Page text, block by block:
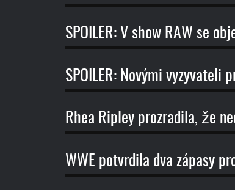
SPOILER: V show RAW se
SPOILER: Novými vyzyvateli
Rhea Ripley prozradila, že
WWE potvrdila dva zápasy